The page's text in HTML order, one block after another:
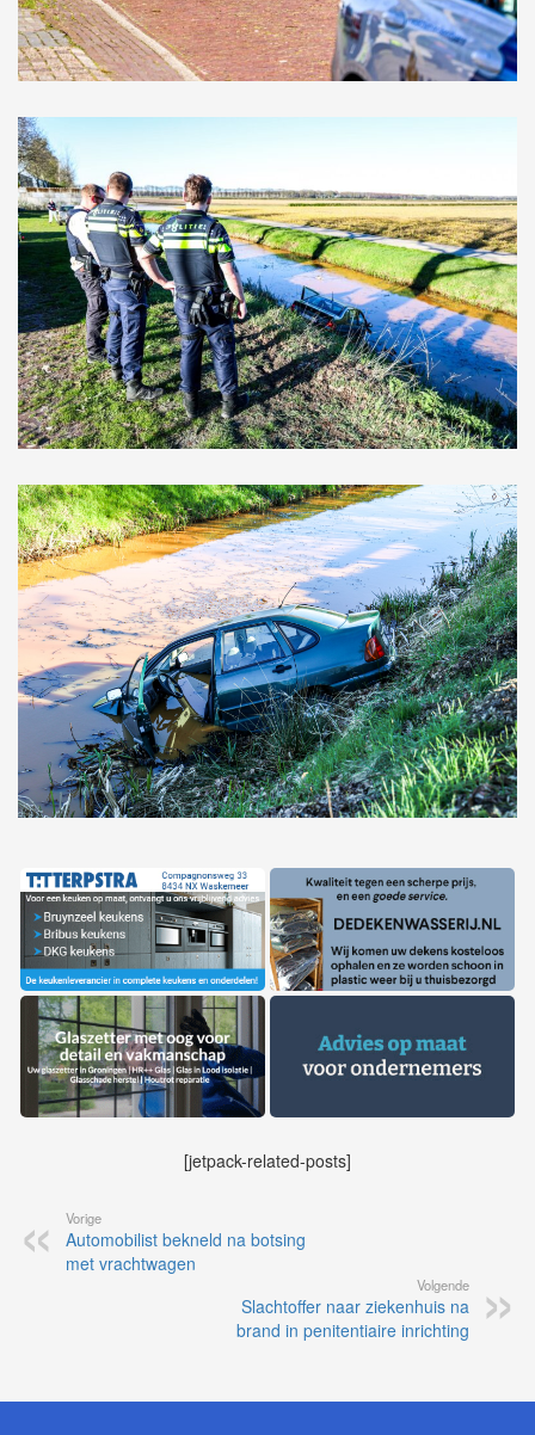
[jetpack-related-posts]
Vorige
Automobilist bekneld na botsing
met vrachtwagen
Volgende
Slachtoffer naar ziekenhuis na
brand in penitentiaire inrichting